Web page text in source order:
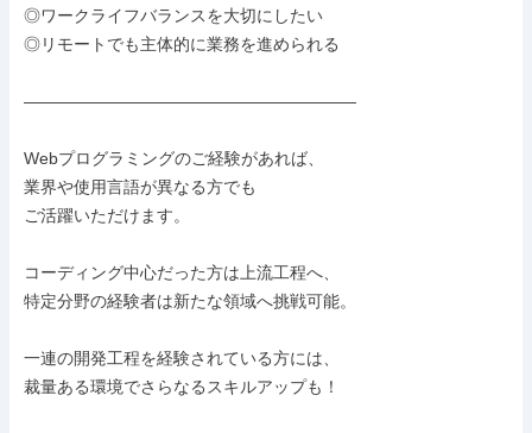
◎ワークライフバランスを大切にしたい
◎リモートでも主体的に業務を進められる
――――――――――――――――――――
Webプログラミングのご経験があれば、
業界や使用言語が異なる方でも
ご活躍いただけます。
コーディング中心だった方は上流工程へ、
特定分野の経験者は新たな領域へ挑戦可能。
一連の開発工程を経験されている方には、
裁量ある環境でさらなるスキルアップも！